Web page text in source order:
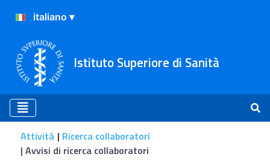
Istituto Superiore di Sanità
Attività Ricerca collaboratori
Avvisi di ricerca collaboratori